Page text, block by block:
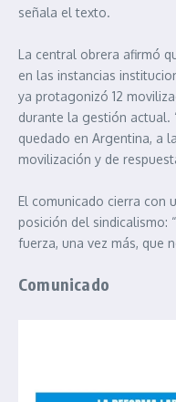
señala el texto.
La central obrera afirmó
en las instancias
ya protagonizó 12
durante la gestión actual.
quedado en Argentina, a
movilización y de
El comunicado cierra con
posición del sindicalismo:
fuerza, una vez más, que
Comunicado